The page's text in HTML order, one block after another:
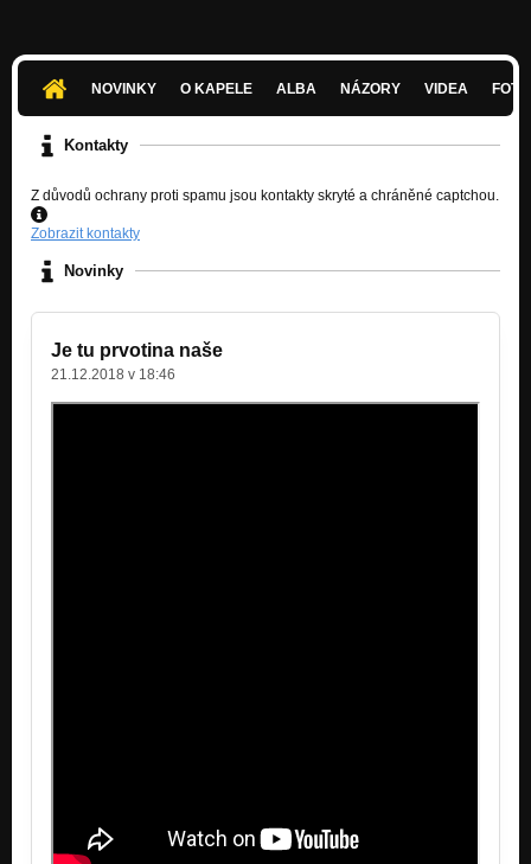
Vteřina
Pastelové EP
NOVINKY O KAPELE ALBA NÁZORY VIDEA
Kontakty
Z důvodů ochrany proti spamu jsou kontakty skryté a chráněné captchou.
Zobrazit kontakty
Novinky
Je tu prvotina naše
21.12.2018 v 18:46